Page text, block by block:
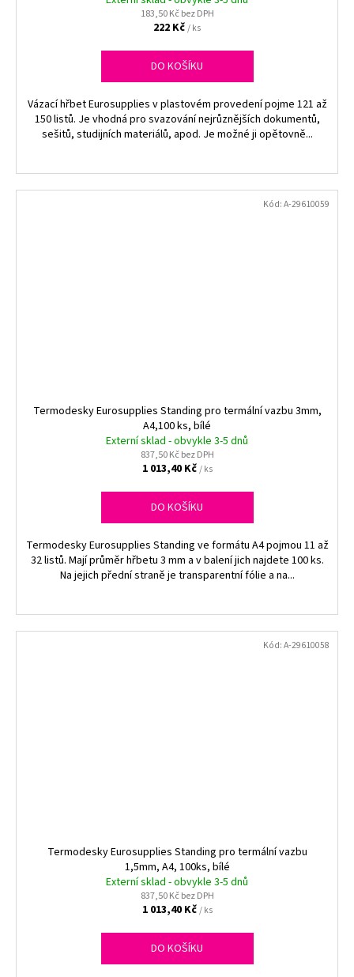
183,50 Kč bez DPH
222 Kč/ ks
DO KOŠÍKU
Vázací hřbet Eurosupplies v plastovém provedení pojme 121 až
150 listů. Je vhodná pro svazování nejrůznějších dokumentů,
sešitů, studijních materiálů, apod. Je možné ji opětovně...
Termodesky Eurosupplies Standing pro termální vazbu 3mm,
A4,100 ks, bílé
Externí sklad - obvykle 3-5 dnů
837,50 Kč bez DPH
1 013,40 Kč/ ks
DO KOŠÍKU
Termodesky Eurosupplies Standing ve formátu A4 pojmou 11 až
32 listů. Mají průměr hřbetu 3 mm a v balení jich najdete 100 ks.
Na jejich přední straně je transparentní fólie a na...
Kód:A-29610059
Termodesky Eurosupplies Standing pro termální vazbu
1,5mm, A4, 100ks, bílé
Externí sklad - obvykle 3-5 dnů
837,50 Kč bez DPH
1 013,40 Kč/ ks
DO KOŠÍKU
Kód:A-29610058